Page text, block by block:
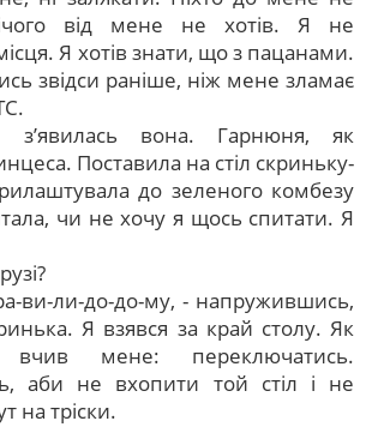
від мене не хотів. Я не
Я хотів знати, що з пацанами.
звідси раніше, ніж мене зламає
з’явилась вона. Гарнюня, як
Поставила на стіл скриньку-
до зеленого комбезу
чи не хочу я щось спитати. Я
ви-ли-до-до-му, - напружившись,
Я взявся за край столу. Як
мене: переключатись.
аби не вхопити той стіл і не
на тріски.